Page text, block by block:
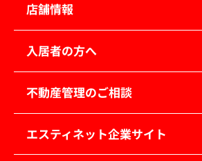
店舗情報
入居者の方へ
不動産管理のご相談
エスティネット企業サイト